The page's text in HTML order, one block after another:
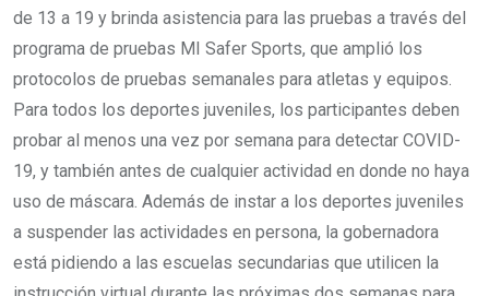
de 13 a 19 y brinda asistencia para las pruebas a través del
programa de pruebas MI Safer Sports, que amplió los
protocolos de pruebas semanales para atletas y equipos.
Para todos los deportes juveniles, los participantes deben
probar al menos una vez por semana para detectar COVID-
19, y también antes de cualquier actividad en donde no haya
uso de máscara. Además de instar a los deportes juveniles
a suspender las actividades en persona, la gobernadora
está pidiendo a las escuelas secundarias que utilicen la